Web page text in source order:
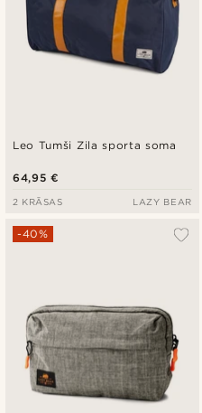
Leo Tumši Zila sporta soma
64,95 €
2 KRĀSAS LAZY BEAR
-40%